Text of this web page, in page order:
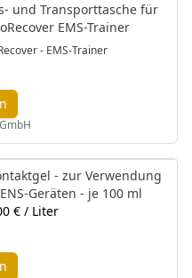
und Transporttasche für
EMS-Trainer
- EMS-Trainer
- zur Verwendung
Geräten - je 100 ml
€ / Liter